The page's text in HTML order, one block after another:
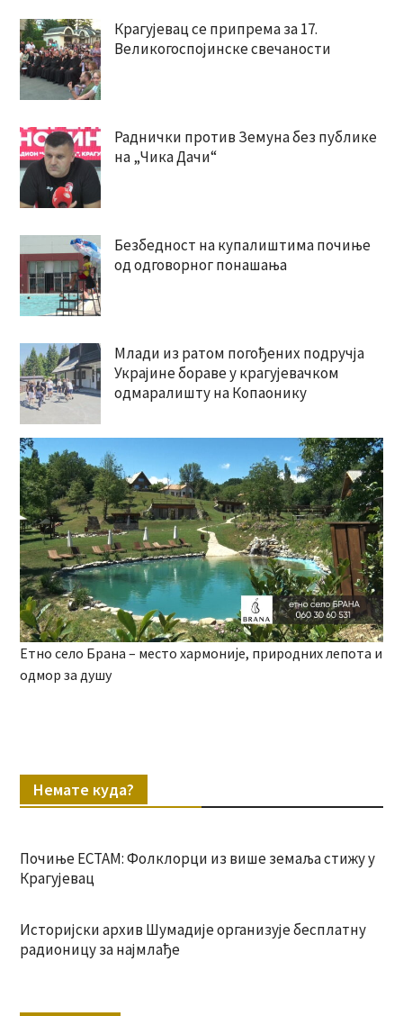
Крагујевац се припрема за 17.
Великогоспојинске свечаности
Раднички против Земуна без публике
на „Чика Дачи“
Безбедност на купалиштима почиње
од одговорног понашања
Млади из ратом погођених подручја
Украјине бораве у крагујевачком
одмаралишту на Копаонику
Етно село Брана – место хармоније, природних лепота и
одмор за душу
Немате куда?
Почиње ЕСТАМ: Фолклорци из више земаља стижу у
Крагујевац
Историјски архив Шумадије организује бесплатну
радионицу за најмлађе